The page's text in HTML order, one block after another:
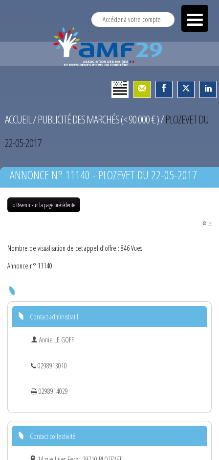
Accéder à votre compte
ACCUEIL/PUBLICITÉ DES MARCHÉS (< 90 000 € )/PLOZEVET DU
22-05-2017
ANNONCE N° 11140 - PLOZEVET DU 22-05-2017
« Revenir sur la page précédente
PDF
Nombre de visualisation de cet appel d'offre : 846 Vues
Annonce n° 11140
Contact administratif
Annie LE GOFF
0298913010
0298914029
Contact collectivité